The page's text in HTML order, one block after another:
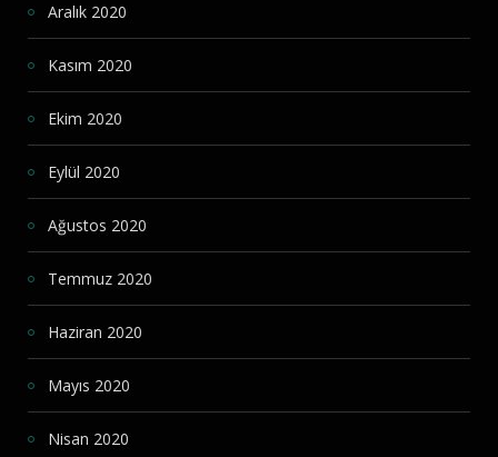
Aralık 2020
Kasım 2020
Ekim 2020
Eylül 2020
Ağustos 2020
Temmuz 2020
Haziran 2020
Mayıs 2020
Nisan 2020